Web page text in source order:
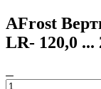
AFrost
LR- 120,0 ...